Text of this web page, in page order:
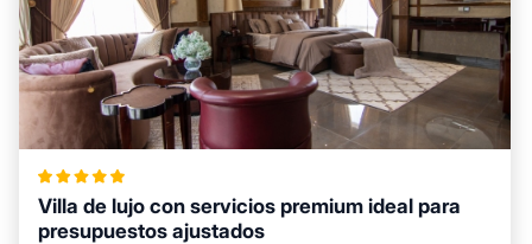
Villa de lujo con servicios premium ideal para
presupuestos ajustados